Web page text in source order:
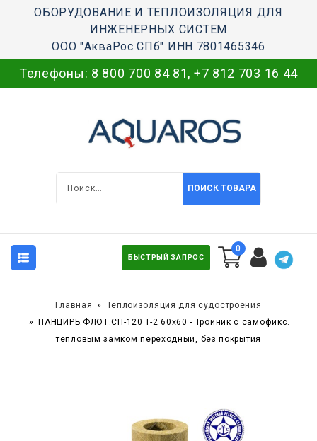
ОБОРУДОВАНИЕ И ТЕПЛОИЗОЛЯЦИЯ ДЛЯ
ИНЖЕНЕРНЫХ СИСТЕМ
ООО "АкваРос СПб" ИНН 7801465346
Телефоны: 8 800 700 84 81, +7 812 703 16 44
ПОИСК ТОВАРА
БЫСТРЫЙ ЗАПРОС
0
Главная
Теплоизоляция для судостроения
ПАНЦИРЬ.ФЛОТ.СП-120 T-2 60x60 - Тройник c самофикс.
тепловым замком переходный, без покрытия